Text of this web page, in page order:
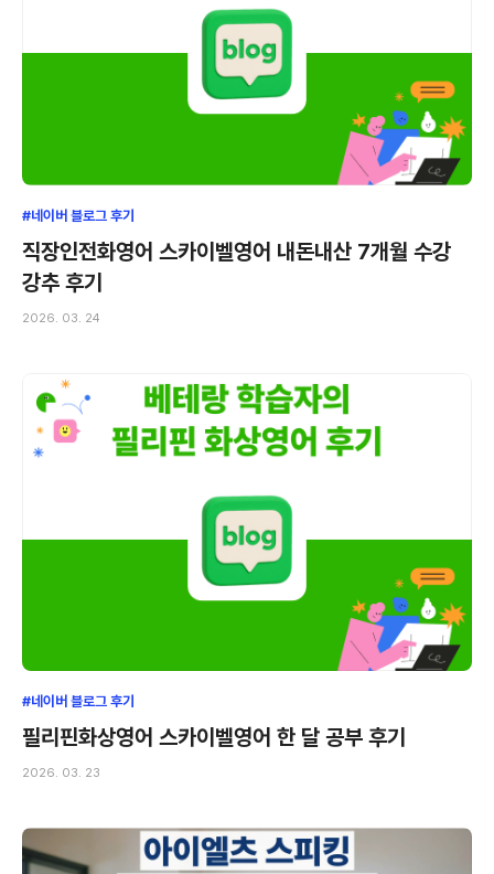
#네이버 블로그 후기
직장인전화영어 스카이벨영어 내돈내산 7개월 수강
강추 후기
2026. 03. 24
#네이버 블로그 후기
필리핀화상영어 스카이벨영어 한 달 공부 후기
2026. 03. 23